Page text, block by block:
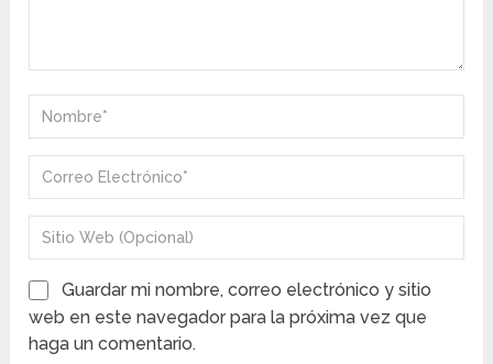
Guardar mi nombre, correo electrónico y sitio
web en este navegador para la próxima vez que
haga un comentario.